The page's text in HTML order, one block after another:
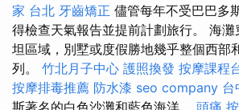
家 台北 牙齒矯正 儘管每年不受巴巴多
得檢查天氣報告並提前計劃旅行。 海
坦區域，別墅或度假勝地幾乎整個西部
列。 竹北月子中心 護照換發 按摩課程
按摩排毒推薦 防水漆 seo company 台
斯著名的白色沙灘和藍色海洋。 頭痛